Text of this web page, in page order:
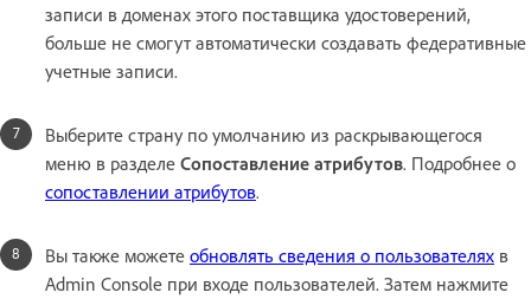
записи в доменах этого поставщика удостоверений,
больше не смогут автоматически создавать федеративные
учетные записи.
Выберите страну по умолчанию из раскрывающегося
меню в разделе Сопоставление атрибутов. Подробнее о
сопоставлении атрибутов.
Вы также можете обновлять сведения о пользователях в
Admin Console при входе пользователей. Затем нажмите